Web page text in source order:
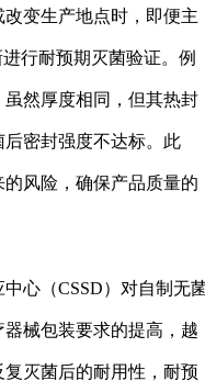
变生产地点时，即便主
行耐预期灭菌验证。例
然厚度相同，但其热封
密封强度不达标。此
风险，确保产品质量的
心（CSSD）对自制无
械包装要求的提高，越
灭菌后的耐用性，耐预